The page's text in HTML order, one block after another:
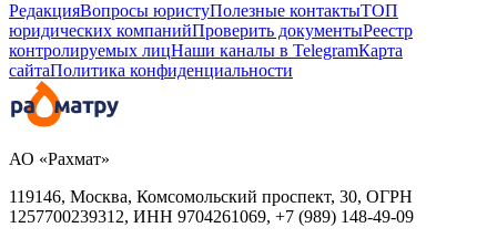
РедакцияВопросы юристуПолезные контактыТОП
юридических компанийПроверить документыРеестр
контролируемых лицНаши каналы в TelegramКарта
сайтаПолитика конфиденциальности
АО «Рахмат»
119146, Москва, Комсомольский проспект, 30, ОГРН
1257700239312, ИНН 9704261069, +7 (989) 148-49-09